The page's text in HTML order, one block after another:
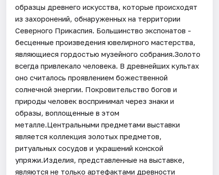
образцы древнего искусства, которые происходят
из захоронений, обнаруженных на территории
Северного Прикаспия. Большинство экспонатов -
бесценные произведения ювелирного мастерства,
являющиеся гордостью музейного собрания.Золото
всегда привлекало человека. В древнейших культах
оно считалось проявлением божественной
солнечной энергии. Покровительство богов и
природы человек воспринимал через знаки и
образы, воплощенные в этом
металле.Центральными предметами выставки
является коллекция золотых предметов,
ритуальных сосудов и украшений конской
упряжи.Изделия, представленные на выставке,
являются не только артефактами древности